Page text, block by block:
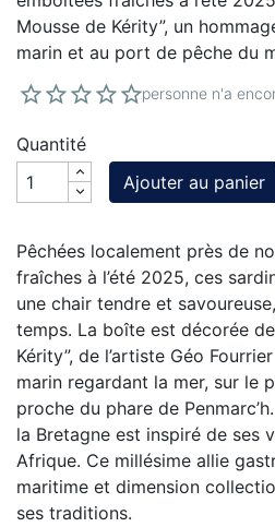
Mousse de Kérity”, un
marin et au port de pêche du
personne n'a
Quantité
Ajouter au panier
Pêchées localement près de
fraîches à l’été 2025, ces
une chair tendre et
temps. La boîte est décorée
Kérity”, de l’artiste Géo
marin regardant la mer, sur le
proche du phare de
la Bretagne est inspiré de ses
Afrique. Ce millésime allie
maritime et dimension
ses traditions.